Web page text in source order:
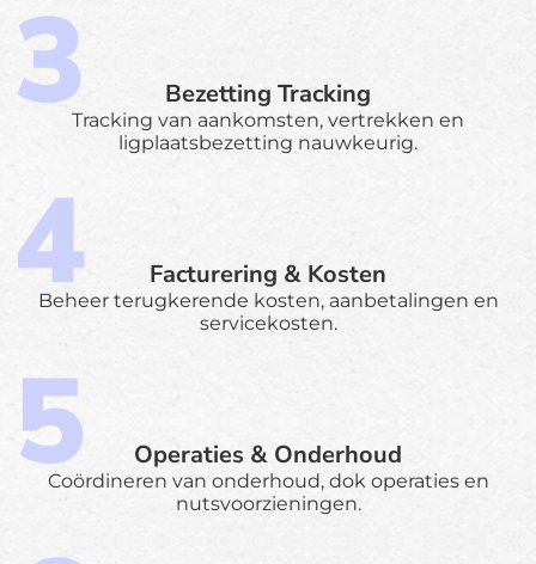
Bezetting Tracking
Tracking van aankomsten, vertrekken en
ligplaatsbezetting nauwkeurig.
Facturering & Kosten
Beheer terugkerende kosten, aanbetalingen en
servicekosten.
Operaties & Onderhoud
Coördineren van onderhoud, dok operaties en
nutsvoorzieningen.